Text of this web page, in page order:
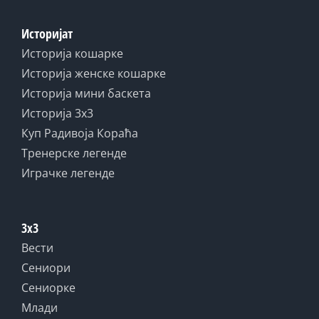
Историјат
Историја кошарке
Историја женске кошарке
Историја мини баскета
Историја 3x3
Куп Радивоја Кораћа
Тренерске легенде
Играчке легенде
3x3
Вести
Сениори
Сениорке
Млади